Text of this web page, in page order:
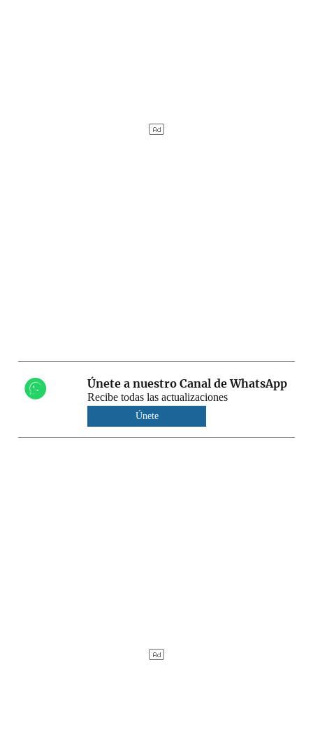
Únete a nuestro Canal de WhatsApp
Recibe todas las actualizaciones
Únete